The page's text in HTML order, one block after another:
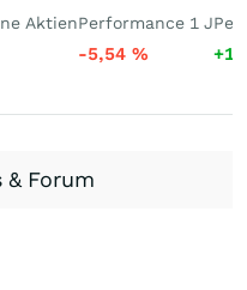
AktienPerformance 1 J
-5,54 %
& Forum